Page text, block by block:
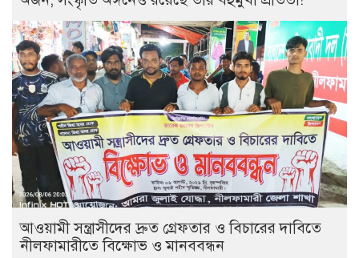
আওয়ামী সন্ত্রাসীদের দ্রুত গ্রেফতার ও বিচারের দাবিতে
নীলফামারীতে বিক্ষোভ ও মানববন্ধন